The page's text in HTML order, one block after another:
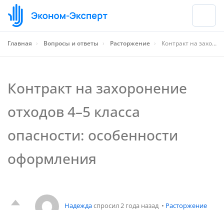
Главная › Вопросы и ответы › Расторжение › Контракт на захоронение отходов 4–5 класса опасности: особенности оформления
Контракт на захоронение
отходов 4–5 класса
опасности: особенности
оформления
Надеждаспросил 2 года назад • Расторжение